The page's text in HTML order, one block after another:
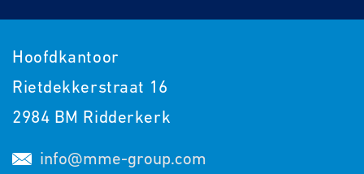
Hoofdkantoor
Rietdekkerstraat 16
2984 BM Ridderkerk
info@mme-group.com